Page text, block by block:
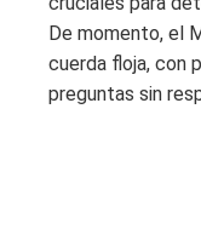
De momento, el
cuerda floja, con
preguntas sin